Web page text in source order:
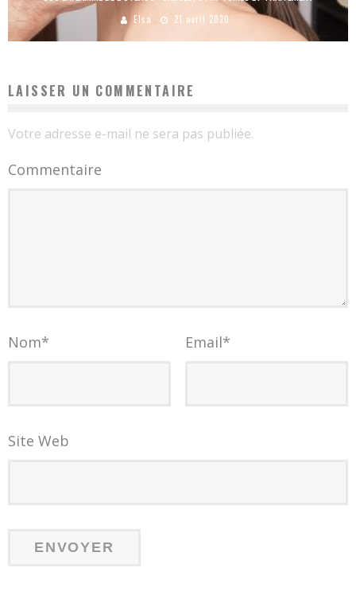
Elsa 21 avril 2020
LAISSER UN COMMENTAIRE
Votre adresse e-mail ne sera pas publiée.
Commentaire
Nom* Email*
Site Web